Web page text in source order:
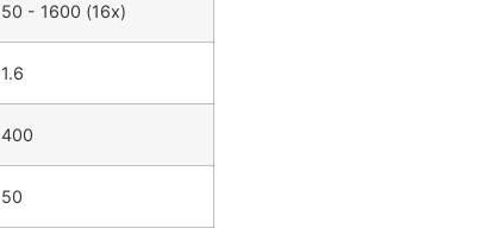
50 - 1600 (16x)
1.6
400
50